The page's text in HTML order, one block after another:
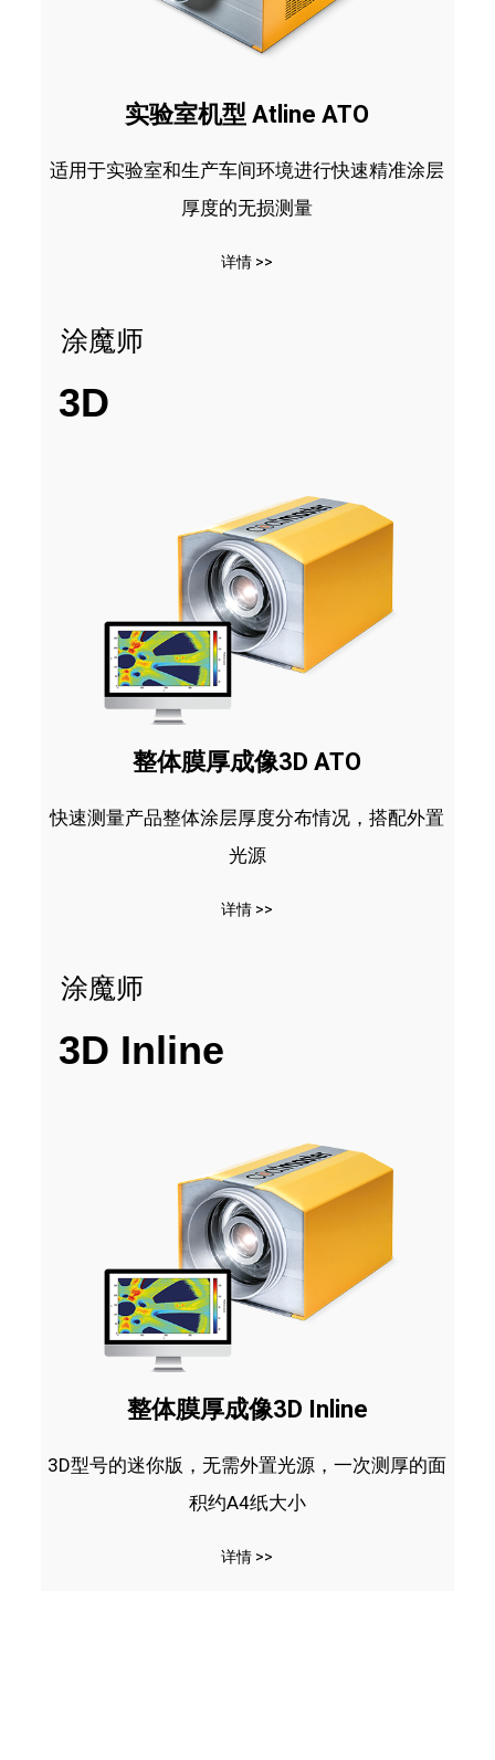
实验室机型 Atline ATO
适用于实验室和生产车间环境进行快速精准涂层
厚度的无损测量
详情 >>
涂魔师
3D
整体膜厚成像3D ATO
快速测量产品整体涂层厚度分布情况，搭配外置
光源
详情 >>
涂魔师
3D Inline
整体膜厚成像3D Inline
3D型号的迷你版，无需外置光源，一次测厚的面
积约A4纸大小
详情 >>